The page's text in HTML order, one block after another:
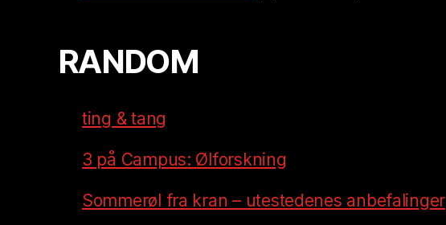
RANDOM
ting & tang
3 på Campus: Ølforskning
Sommerøl fra kran – utestedenes anbefalinger